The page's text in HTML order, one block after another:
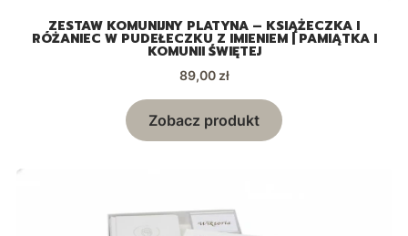
ZESTAW KOMUNIJNY PLATYNA – KSIĄŻECZKA I
RÓŻANIEC W PUDEŁECZKU Z IMIENIEM | PAMIĄTKA I
KOMUNII ŚWIĘTEJ
Cena
89,00 zł
Zobacz produkt